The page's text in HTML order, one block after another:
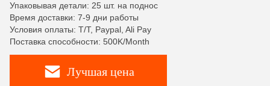
Упаковывая детали: 25 шт. на поднос
Время доставки: 7-9 дни работы
Условия оплаты: T/T, Paypal, Ali Pay
Поставка способности: 500K/Month
Лучшая цена